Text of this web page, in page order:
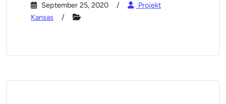
September 25, 2020
Projekt
Kansas